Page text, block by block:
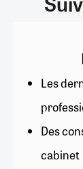
Les
Des
cabinet